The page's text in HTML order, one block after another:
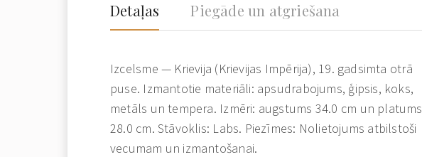
Detaļas Piegāde un atgriešana
Izcelsme — Krievija (Krievijas Impērija), 19. gadsimta otrā
puse. Izmantotie materiāli: apsudrabojums, ģipsis, koks,
metāls un tempera. Izmēri: augstums 34.0 cm un platums
28.0 cm. Stāvoklis: Labs. Piezīmes: Nolietojums atbilstoši
vecumam un izmantošanai.